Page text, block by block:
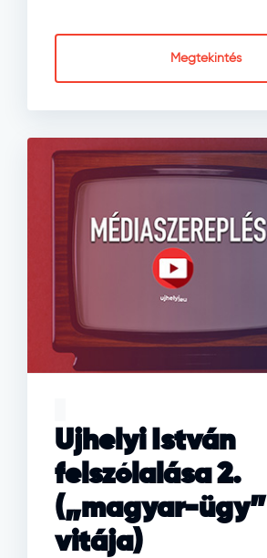
Megtekintés
Ujhelyi István
felszólalása 2.
(„magyar-ügy”
vitája)